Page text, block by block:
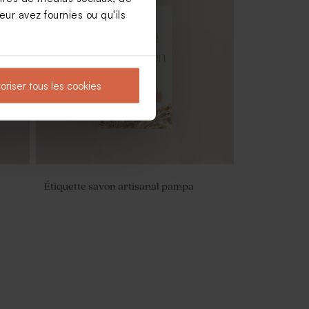
avez fournies ou qu'ils
tous les cookies
Étiquette savon artisanal pampa